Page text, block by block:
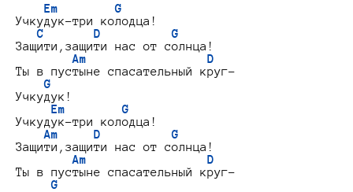
Em        G
Учкудук-три колодца!
C       D          G
Защити,защити нас от солнца!
Am                 D
Ты в пустыне спасательный круг-
G
Учкудук!
Em        G
Учкудук-три колодца!
Am     D          G
Защити,защити нас от солнца!
Am                 D
Ты в пустыне спасательный круг-
G